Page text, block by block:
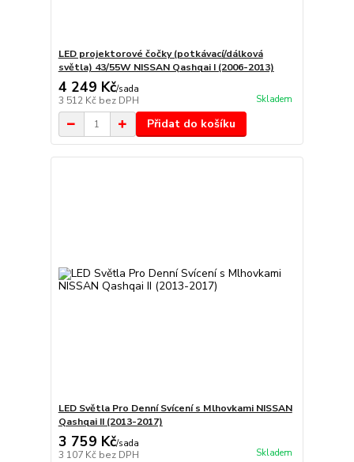
LED projektorové čočky (potkávací/dálková
světla) 43/55W NISSAN Qashqai I (2006-2013)
4 249 Kč/sada
3 512 Kč bez DPH Skladem
Přidat do košíku
LED Světla Pro Denní Svícení s Mlhovkami NISSAN
Qashqai II (2013-2017)
3 759 Kč/sada
3 107 Kč bez DPH Skladem